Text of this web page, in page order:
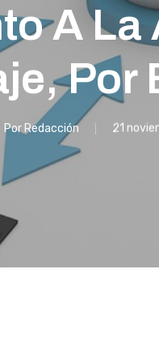
A La
Por
PorRedacción 21